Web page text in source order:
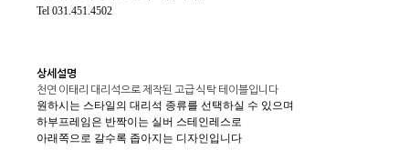
Tel 031.451.4502
상세설명
천연 이태리 대리석으로 제작된 고급 식탁 테이블입니다
원하시는 스타일의 대리석 종류를 선택하실 수 있으며
하부프레임은 반짝이는 실버 스테인레스로
아래쪽으로 갈수록 좁아지는 디자인입니다